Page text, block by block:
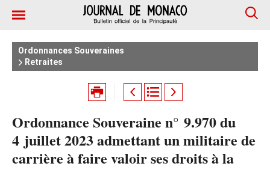
Ordonnances Souveraines
Retraites
Ordonnance Souveraine n° 9.970 du
4 juillet 2023 admettant un militaire de
carrière à faire valoir ses droits à la